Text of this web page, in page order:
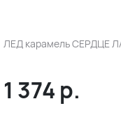
ЛЕД карамель СЕРДЦЕ
1 374 р.